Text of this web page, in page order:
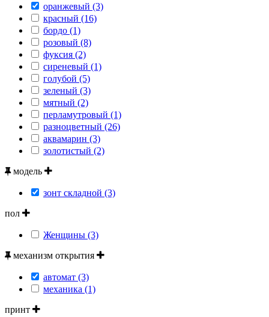
оранжевый (3)
красный (16)
бордо (1)
розовый (8)
фуксия (2)
сиреневый (1)
голубой (5)
зеленый (3)
мятный (2)
перламутровый (1)
разноцветный (26)
аквамарин (3)
золотистый (2)
модель
зонт складной (3)
пол
Женщины (3)
механизм открытия
автомат (3)
механика (1)
принт